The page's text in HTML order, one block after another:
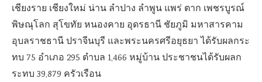
เชียงราย เชียงใหม่ น่าน ลำปาง ลำพูน แพร่ ตาก เพชรบูรณ์
พิษณุโลก สุโขทัย หนองคาย อุดรธานี ชัยภูมิ มหาสารคาม
อุบลราชธานี ปราจีนบุรี และพระนครศรีอยุธยา ได้รับผลกระ
ทบ 75 อำเภอ 295 ตำบล 1,466 หมู่บ้าน ประชาชนได้รับผลก
ระทบ 39,879 ครัวเรือน